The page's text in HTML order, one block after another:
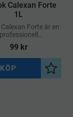
Calexan Forte
1L
Forte är en
professionell
med stark
99kr
Lägg
KÖP